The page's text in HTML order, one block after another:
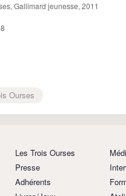
Gallimard jeunesse, 2011
Ourses
Les Trois Ourses
Presse
Adhérents